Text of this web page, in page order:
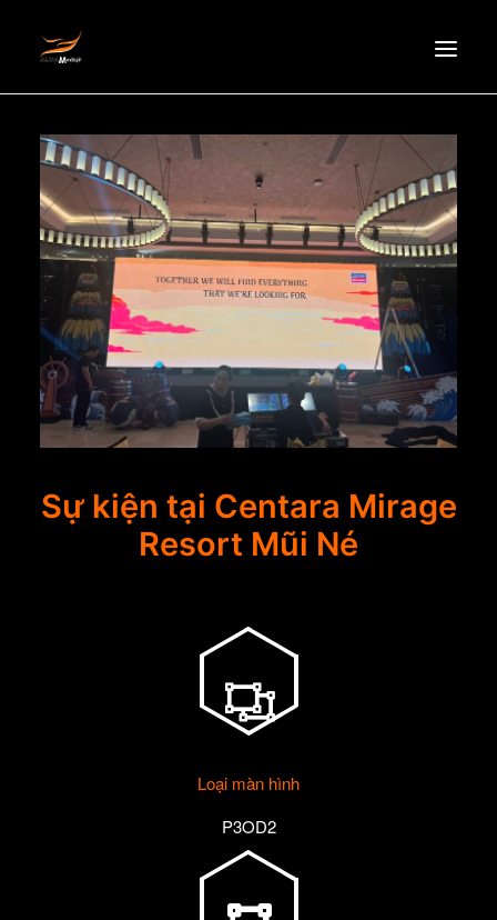
HOMEPAGE
ABOUT US
NEWS
PRODUCTS
PARTNERS
RECRUITMENT
CONTACT
EN
Sự kiện tại Centara Mirage
Resort Mũi Né
Loại màn hình
P3OD2